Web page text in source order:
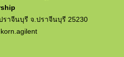
ราจีนบุรี จ.ปราจีนบุรี 25230